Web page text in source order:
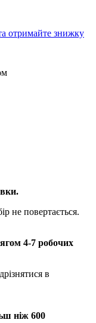
отримайте знижку
не повертається.
4-7 робочих
в
ніж 600